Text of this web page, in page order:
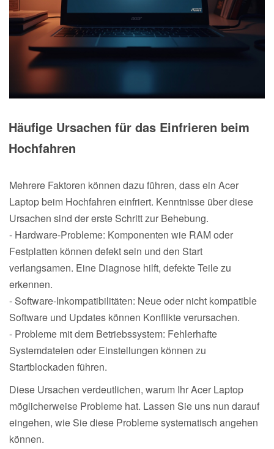
Häufige Ursachen für das Einfrieren beim
Hochfahren
Mehrere Faktoren können dazu führen, dass ein Acer
Laptop beim Hochfahren einfriert. Kenntnisse über diese
Ursachen sind der erste Schritt zur Behebung.
- Hardware-Probleme: Komponenten wie RAM oder
Festplatten können defekt sein und den Start
verlangsamen. Eine Diagnose hilft, defekte Teile zu
erkennen.
- Software-Inkompatibilitäten: Neue oder nicht kompatible
Software und Updates können Konflikte verursachen.
- Probleme mit dem Betriebssystem: Fehlerhafte
Systemdateien oder Einstellungen können zu
Startblockaden führen.
Diese Ursachen verdeutlichen, warum Ihr Acer Laptop
möglicherweise Probleme hat. Lassen Sie uns nun darauf
eingehen, wie Sie diese Probleme systematisch angehen
können.